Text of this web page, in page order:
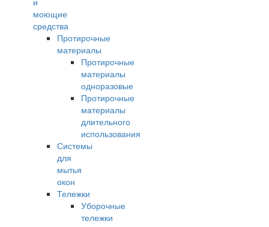
моющие
средства
Протирочные
материалы
Протирочные
материалы
одноразовые
Протирочные
материалы
длительного
использования
Системы
для
мытья
окон
Тележки
Уборочные
тележки